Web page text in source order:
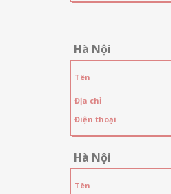
Hà Nội
Tên
Địa chỉ
Điện thoại
Hà Nội
Tên